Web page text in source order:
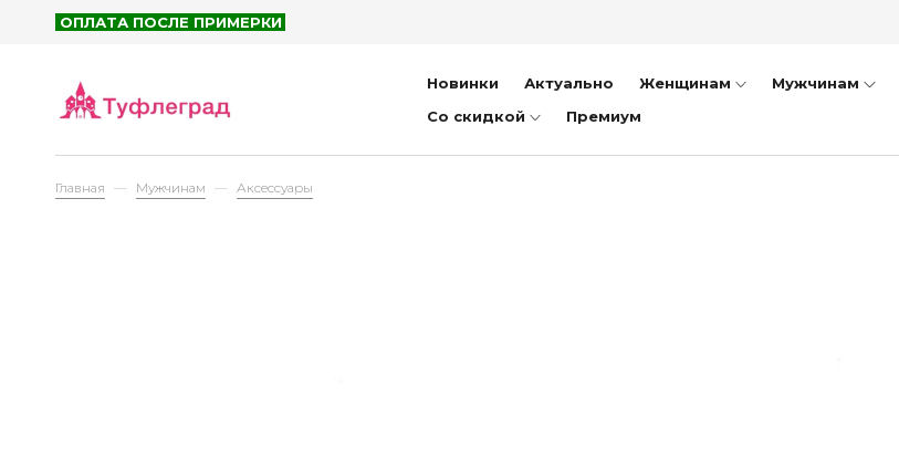
ОПЛАТА ПОСЛЕ ПРИМЕРКИ
Новинки Актуально Женщинам Мужчинам
Со скидкой
Премиум
Главная Мужчинам Аксессуары